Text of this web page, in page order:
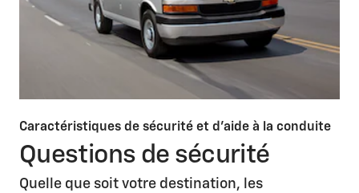
Caractéristiques de sécurité et d'aide à la conduite
Questions de sécurité
Quelle que soit votre destination, les